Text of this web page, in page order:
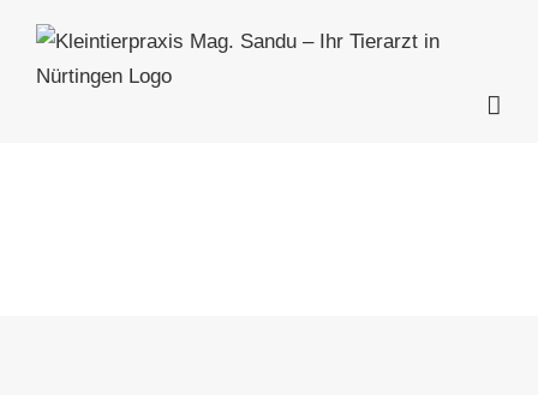
Inhalt
springen